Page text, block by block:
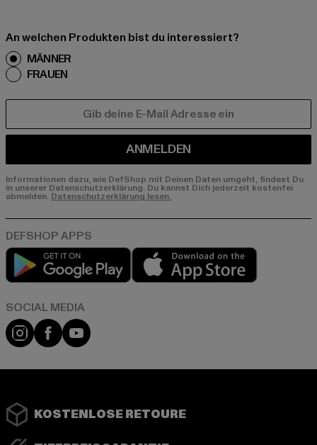
An welchen Produkten bist du interessiert?
MÄNNER
FRAUEN
ANMELDEN
Informationen dazu, wie DefShop mit Deinen Daten umgeht, findest Du
in unserer Datenschutzerklärung. Du kannst Dich jederzeit kostenfei
abmelden. Datenschutzerklärung lesen.
Play market
Instagram
FacebookYouTube
KOSTENLOSE RETOURE